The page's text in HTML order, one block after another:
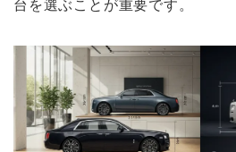
台を選ぶことが重要です。